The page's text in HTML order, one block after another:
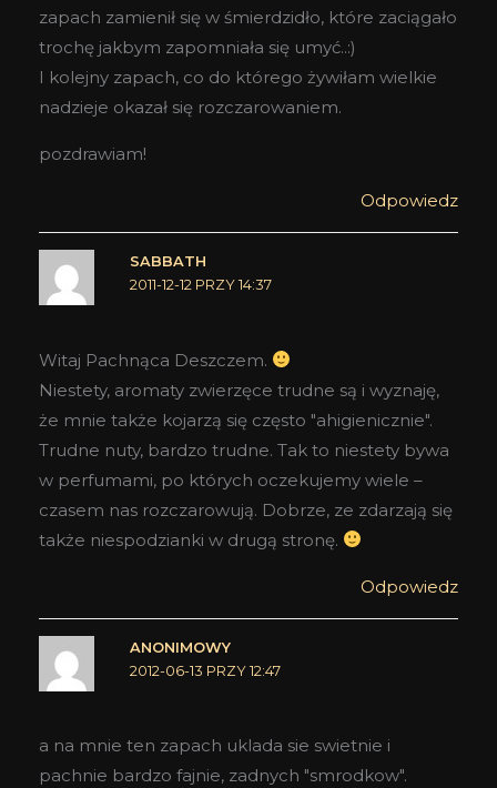
zapach zamienił się w śmierdzidło, które zaciągało
trochę jakbym zapomniała się umyć..:)
I kolejny zapach, co do którego żywiłam wielkie
nadzieje okazał się rozczarowaniem.
pozdrawiam!
Odpowiedz
SABBATH
2011-12-12 PRZY 14:37
Witaj Pachnąca Deszczem.
Niestety, aromaty zwierzęce trudne są i wyznaję,
że mnie także kojarzą się często "ahigienicznie".
Trudne nuty, bardzo trudne. Tak to niestety bywa
w perfumami, po których oczekujemy wiele –
czasem nas rozczarowują. Dobrze, ze zdarzają się
także niespodzianki w drugą stronę.
Odpowiedz
ANONIMOWY
2012-06-13 PRZY 12:47
a na mnie ten zapach uklada sie swietnie i
pachnie bardzo fajnie, zadnych "smrodkow".